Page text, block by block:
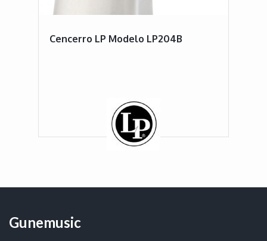
Cencerro LP Modelo LP204B
Gunemusic